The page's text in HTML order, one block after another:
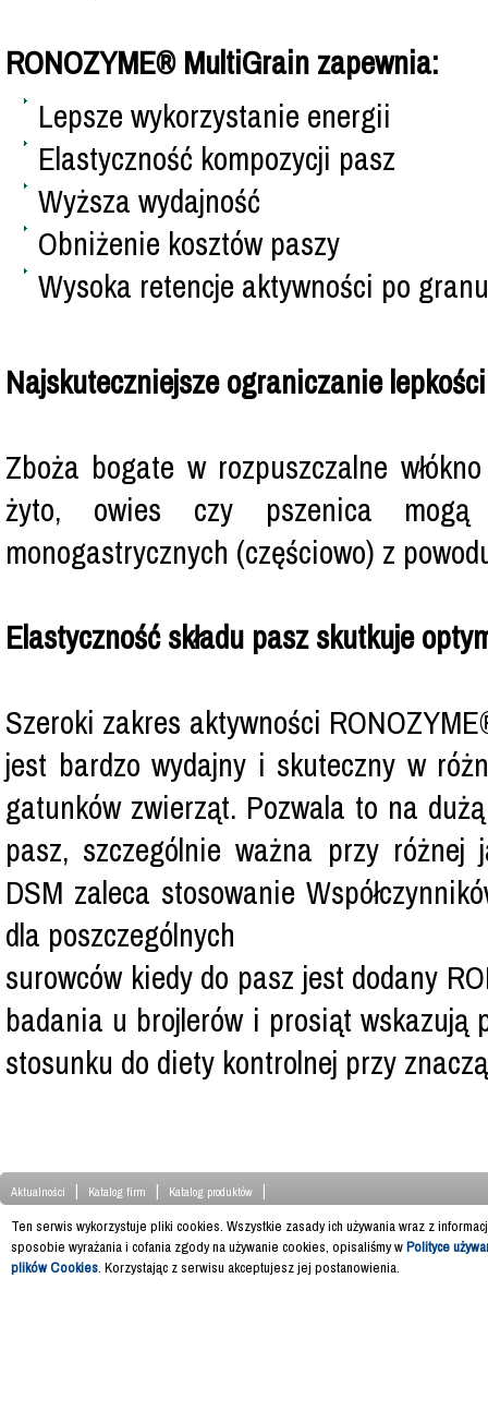
RONOZYME® MultiGrain zapewnia:
Lepsze wykorzystanie energii
Elastyczność kompozycji pasz
Wyższa wydajność
Obniżenie kosztów paszy
Wysoka retencje aktywności po
Najskuteczniejsze ograniczanie lepkości
Zboża bogate w rozpuszczalne
żyto, owies czy pszenica mogą
monogastrycznych (częściowo) z
Elastyczność składu pasz skutkuje
Szeroki zakres aktywności
jest bardzo wydajny i skuteczny w
gatunków zwierząt. Pozwala to na
pasz, szczególnie ważna przy różnej
DSM zaleca stosowanie
dla poszczególnych
surowców kiedy do pasz jest dodany
badania u brojlerów i prosiąt wskazują
stosunku do diety kontrolnej przy
Aktualności | Katalog firm | Katalog produktów
|
Ten serwis wykorzystuje pliki cookies. Wszystkie zasady ich używania wraz z
sposobie wyrażania i cofania zgody na używanie cookies, opisaliśmy wPolityce
plików Cookies . Korzystając z serwisu akceptujesz jej postanowienia.